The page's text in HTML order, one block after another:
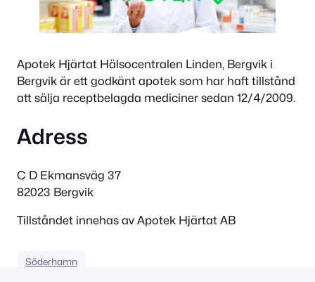
Apotek Hjärtat Hälsocentralen Linden, Bergvik i
Bergvik är ett godkänt apotek som har haft tillstånd
att sälja receptbelagda mediciner sedan 12/4/2009.
Adress
C D Ekmansväg 37
82023 Bergvik
Tillståndet innehas av Apotek Hjärtat AB
Söderhamn